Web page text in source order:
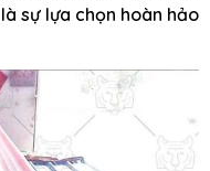
sự lựa chọn hoàn hảo